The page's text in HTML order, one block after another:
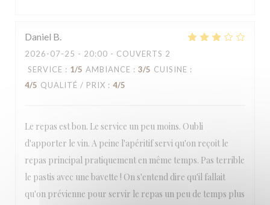
Daniel B
2026-07-25 - 20:00 - COUVERTS 2
SERVICE : 1/5 AMBIANCE : 3/5 CUISINE :
4/5 QUALITÉ / PRIX : 4/5
Le repas est bon. Le service un peu moins. Oubli
d'apporter le vin. A peine l'apéritif servi qu'on reçoit le
repas principal pratiquement en même temps. Pas terrible
le pastis avec une bavette ! On s'entend dire qu'il fallait
qu'on prévienne pour servir le repas un peu de temps plus